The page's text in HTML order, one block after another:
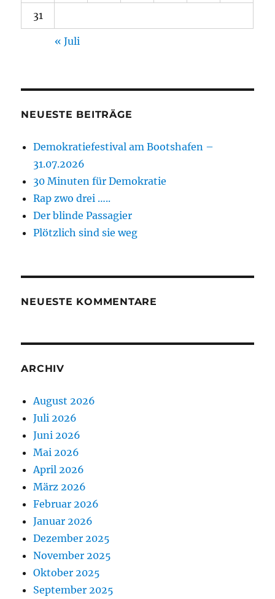
31
« Juli
NEUESTE BEITRÄGE
Demokratiefestival am Bootshafen –
31.07.2026
30 Minuten für Demokratie
Rap zwo drei …..
Der blinde Passagier
Plötzlich sind sie weg
NEUESTE KOMMENTARE
ARCHIV
August 2026
Juli 2026
Juni 2026
Mai 2026
April 2026
März 2026
Februar 2026
Januar 2026
Dezember 2025
November 2025
Oktober 2025
September 2025